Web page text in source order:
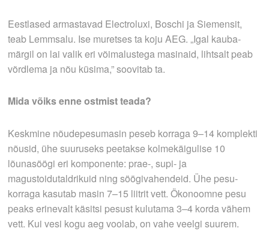
Eestlased armastavad Electroluxi, Boschi ja Siemensit,
teab Lemmsalu. Ise muretses ta koju AEG. „Igal kauba­
märgil on lai valik eri võimalustega masinaid, lihtsalt peab
võrdlema ja nõu küsima,” soovitab ta.
Mida võiks enne ostmist teada?
Keskmine nõudepesumasin peseb korraga 9–14 komplekti
nõusid, ühe suuruseks peetakse kolmekäigulise 10
lõunasöögi eri komponente: prae-, supi- ja
magustoidutaldrikuid ning söögivahendeid. Ühe pesu­
korraga kasutab masin 7–15 liitrit vett. Ökonoomne pesu
peaks erinevalt käsitsi­ pesust kulutama 3–4 korda vähem
vett. Kui vesi kogu aeg voolab, on vahe veelgi suurem.